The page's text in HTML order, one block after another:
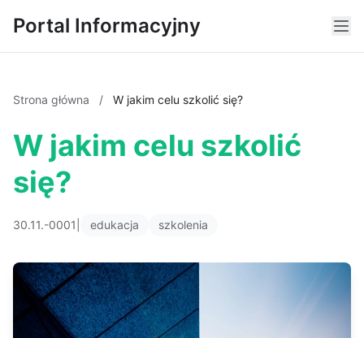
Portal Informacyjny
Strona główna / W jakim celu szkolić się?
W jakim celu szkolić
się?
30.11.-0001 edukacja szkolenia